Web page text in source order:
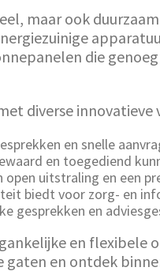
maar ook
die
diverse
en snelle
en toegediend
uitstraling en een
biedt voor zorg- en
gesprekken en
en
gaten en ontdek